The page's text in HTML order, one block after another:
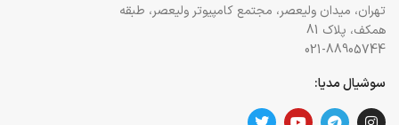
تهران، میدان ولیعصر، مجتمع کامپیوتر ولیعصر، طبقه
همکف، پلاک 81
021-88905744
سوشیال مدیا: